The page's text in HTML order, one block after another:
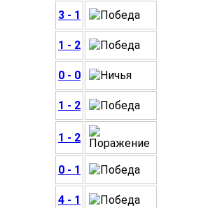
3 - 1
1 - 2
0 - 0
1 - 2
1 - 2
0 - 1
4 - 1